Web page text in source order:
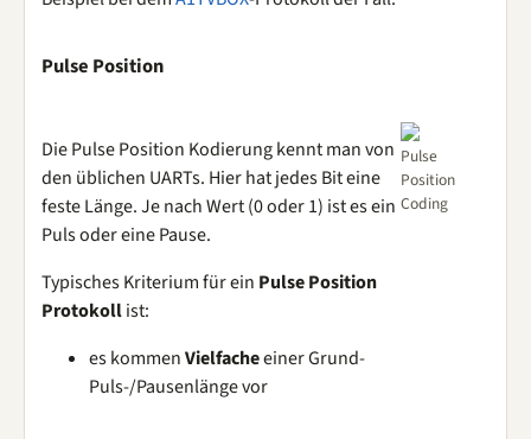
Pulse Position
Die Pulse Position Kodierung kennt man von
den üblichen UARTs. Hier hat jedes Bit eine
feste Länge. Je nach Wert (0 oder 1) ist es ein
Puls oder eine Pause.
Typisches Kriterium für ein Pulse Position
Protokollist:
es kommenVielfacheeiner Grund-
Puls-/Pausenlänge vor
Pulse
Position
Coding